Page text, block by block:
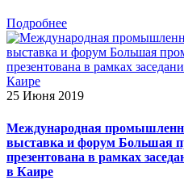
Подробнее
25 Июня 2019
Международная
выставка и форум Большая
презентована в рамках
в Каире